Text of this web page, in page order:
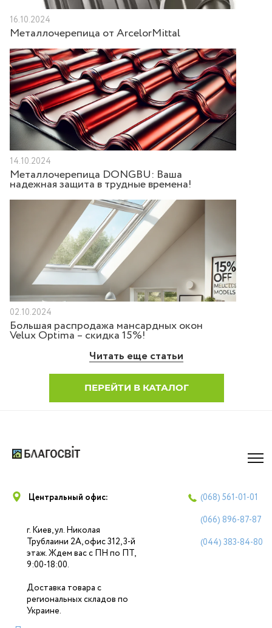
16.10.2024
Металлочерепица от ArcelorMittal
14.10.2024
Металлочерепица DONGBU: Ваша
надежная защита в трудные времена!
02.10.2024
Большая распродажа мансардных окон
Velux Optima – скидка 15%!
Читать еще статьи
ПЕРЕЙТИ В КАТАЛОГ
Центральный офис:
г. Киев, ул. Николая
Трублаини 2А, офис 312, 3-й
этаж. Ждем вас с ПН по ПТ,
9:00-18:00.
Доставка товара с
региональных складов по
Украине.
(068) 561-01-01
(066) 896-87-87
(044) 383-84-80